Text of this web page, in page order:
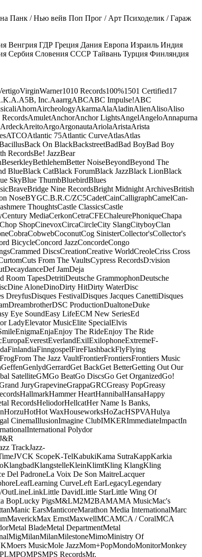
Панк / Нью вейв Поп Прог / Арт Психоделик / Гараж
Венгрия ГДР Греция Дания Европа Израиль Индия
Сербия Словения СССР Тайвань Турция Финляндия
VirginWarner1010 Records100%1501 Certified17
A5B, Inc.AaarrgABCABC Impulse!ABC
AhornAircheologyAkarmaAlaAladinAlienAlisoAliso
AmuletAnchorAnchor LightsAngelAngeloAnnapurna
ArdeckAreitoArgoArgonautaAriolaAristaArista
ATCOAtlantic 75Atlantic CurveAtlasAtlas
Back On BlackBackstreetBadBad BoyBad Boy
RecordsBe! JazzBear
BeserkleyBethlehemBetter NoiseBeyondBeyond The
BlueBlack CatBlack ForumBlack JazzBlack LionBlack
SkyBlue ThumbBluebirdBlues
BraveBridge Nine RecordsBright Midnight ArchivesBritish
NoseBYGC.B.R.C/ZC5CadetCainCalligraphCamelCan-
ThoughtsCastle ClassicsCastle
Century MediaCerkonCetraCFEChaleurePhoniqueChapa
Chop ShopCinevoxCircaCircleCity SlangCityboyClan
CobraCobwebCoconutCog SinisterCollector'sCollector's
BicycleConcord JazzConcordeCongo
Crammed DiscsCreationCreative WorldCreoleCriss Cross
Cuts From The VaultsCypress RecordsD:vision
DecaydanceDef JamDeja
Room TapesDetritiDeutsche GrammophonDeutsche
Dine AloneDinoDirty HitDirty WaterDisc
DreyfusDisques FestivalDisques Jacques CanettiDisques
DreambrotherDSC ProductionDualtoneDuke
Eye SoundEasy LifeECM New SeriesEd
LadyElevator MusicElite SpecialElvis
EnigmaEnjaEnjoy The RideEnjoy The Ride
EuropaEverestEverlandExilExilophoneExtremeF-
FinlandiaFinngospelFireFlashbackFlyFlying
FrogFrom The Jazz VaultFrontierFrontiersFrontiers Music
GeffenGenlydGerrardGet BackGet BetterGetting Out Our
SatelliteGMGo BeatGo DiscsGo Get OrganizedGo!
JuryGrapevineGrappaGRCGreasy PopGreasy
HallmarkHammer HeartHannibalHansaHappy
RecordsHeliodorHellcatHer Name Is Banks,
HorzuHotHot WaxHouseworksHoZacHSPVAHulya
CinemaIllusionImagine ClubIMKERImmediateImpactIn
International Polydor
TrackJazz-
JVCK ScopeK-TelKabukiKama SutraKappKarkia
KlangbadKlangstelleKleinKlimtKling KlangKling
Del PadroneLa Voix De Son MaitreLacquer
LeafLearning CurveLeft EarLegacyLegendary
OutLineLinkLittle DavidLittle StarLittle Wing Of
BopLucky PigsM&LM2M2BAMAMA MusicMac's
Manic EarsManticoreMarathon Media InternationalMarc
MaverickMax ErnstMaxwellMCAMCA / CoralMCA
Metal BladeMetal DepartmentMetal
MigMilanMilanMilestoneMimoMinistry Of
Moers MusicMole JazzMom+PopMondoMonitorMonkey
MPOMPSMPS RecordsMr.